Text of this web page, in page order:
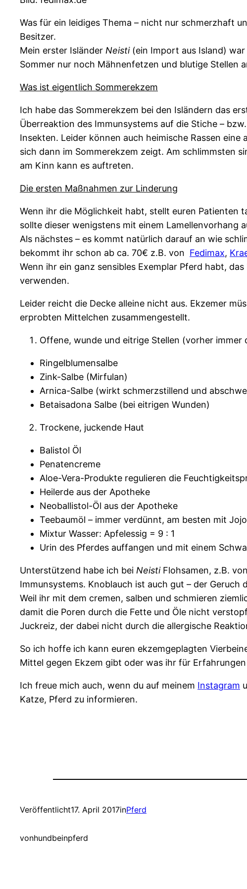
Was für ein leidiges Thema – nicht nur schmerzhaft
Besitzer.
Mein erster Isländer Neisti(ein Import aus Island) war
Sommer nur noch Mähnenfetzen und blutige Stellen
Was ist eigentlich Sommerekzem
Ich habe das Sommerekzem bei den Isländern das
Überreaktion des Immunsystems auf die Stiche –
Insekten. Leider können auch heimische Rassen
sich dann im Sommerekzem zeigt. Am schlimmsten
am Kinn kann es auftreten.
Die ersten Maßnahmen zur Linderung
Wenn ihr die Möglichkeit habt, stellt euren Patienten
sollte dieser wenigstens mit einem
Als nächstes – es kommt natürlich darauf an wie
bekommt ihr schon ab ca. 70€ z.B. von Fedimax,
Wenn ihr ein ganz sensibles Exemplar Pferd habt,
verwenden.
Leider reicht die Decke alleine nicht aus. Ekzemer
erprobten Mittelchen zusammengestellt.
Offene, wunde und eitrige Stellen (vorher immer
Ringelblumensalbe
Zink-Salbe (Mirfulan)
Arnica-Salbe (wirkt schmerzstillend und
Betaisadona Salbe (bei eitrigen Wunden)
Trockene, juckende Haut
Balistol Öl
Penatencreme
Aloe-Vera-Produkte regulieren die
Heilerde aus der Apotheke
Neoballistol-Öl aus der Apotheke
Teebaumöl – immer verdünnt, am besten mit
Mixtur Wasser: Apfelessig = 9 : 1
Urin des Pferdes auffangen und mit einem
Unterstützend habe ich bei NeistiFlohsamen, z.B. von
Immunsystems. Knoblauch ist auch gut – der
Weil ihr mit dem cremen, salben und schmieren
damit die Poren durch die Fette und Öle nicht
Juckreiz, der dabei nicht durch die allergische
So ich hoffe ich kann euren ekzemgeplagten
Mittel gegen Ekzem gibt oder was ihr für
Ich freue mich auch, wenn du auf meinem Instagram
Katze, Pferd zu informieren.
Veröffentlicht17. April 2017inPferd
vonhundbeinpferd